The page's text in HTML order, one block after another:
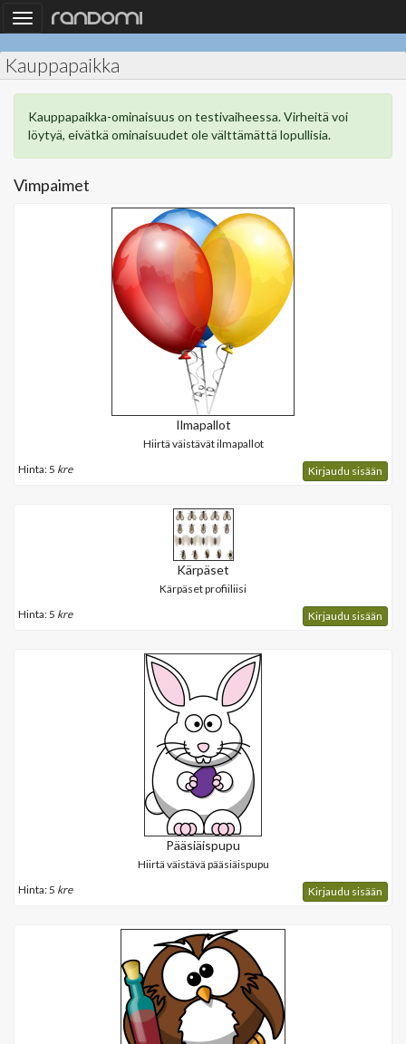
Toggle
navigation
Kauppapaikka
Kauppapaikka-ominaisuus on testivaiheessa. Virheitä voi
löytyä, eivätkä ominaisuudet ole välttämättä lopullisia.
Vimpaimet
Ilmapallot
Hiirtä väistävät ilmapallot
Hinta: 5 kre Kirjaudu sisään
Kärpäset
Kärpäset profiiliisi
Hinta: 5 kre Kirjaudu sisään
Pääsiäispupu
Hiirtä väistävä pääsiäispupu
Hinta: 5 kre Kirjaudu sisään